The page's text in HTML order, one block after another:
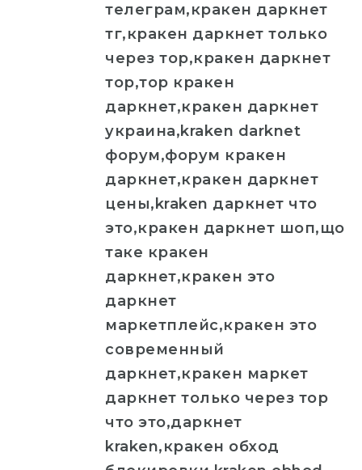
телеграм,кракен даркнет
тг,кракен даркнет только
через тор,кракен даркнет
тор,тор кракен
даркнет,кракен даркнет
украина,kraken darknet
форум,форум кракен
даркнет,кракен даркнет
цены,kraken даркнет что
это,кракен даркнет шоп,що
таке кракен
даркнет,кракен это
даркнет
маркетплейс,кракен это
современный
даркнет,кракен маркет
даркнет только через тор
что это,даркнет
kraken,кракен обход